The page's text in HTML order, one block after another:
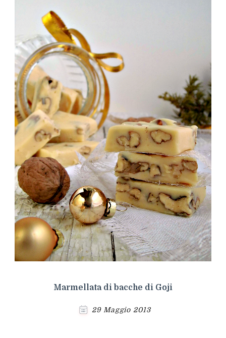
Marmellata di bacche di Goji
29 Maggio 2013